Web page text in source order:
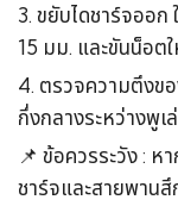
3. ขยับไดชาร์จออ
15 มม. และขันน็อต
4. ตรวจความตึงข
กึ่งกลางระหว่างพูเ
📌 ข้อควรระวัง : ห
ชาร์จและสายพาน